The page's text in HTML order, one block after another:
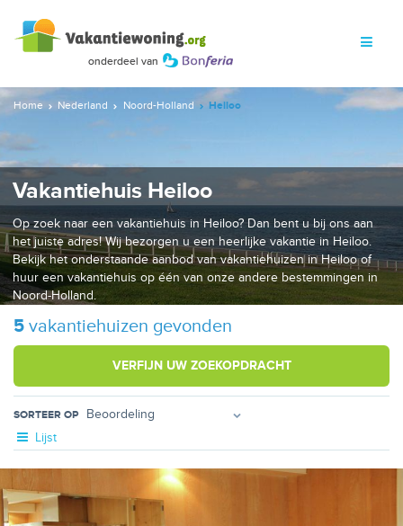
Home Nederland Noord-Holland Heiloo
Vakantiehuis Heiloo
Op zoek naar een vakantiehuis in Heiloo? Dan bent u bij ons aan
het juiste adres! Wij bezorgen u een heerlijke vakantie in Heiloo.
Bekijk het onderstaande aanbod van vakantiehuizen in Heiloo of
huur een vakantiehuis op één van onze andere bestemmingen in
Noord-Holland.
5 vakantiehuizen gevonden
VERFIJN UW ZOEKOPDRACHT
SORTEER OP
Lijst